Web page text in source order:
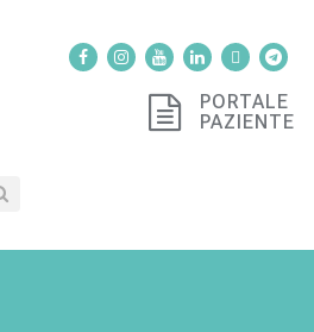
PORTALE
PAZIENTE